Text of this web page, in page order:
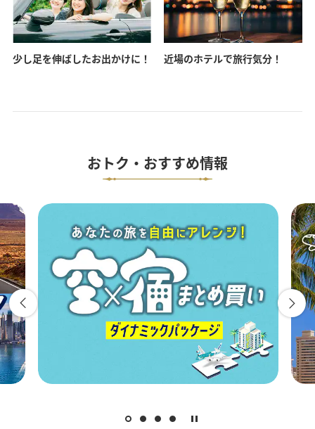
少し足を伸ばしたお出かけに！ 近場のホテルで旅行気分！
おトク・おすすめ情報